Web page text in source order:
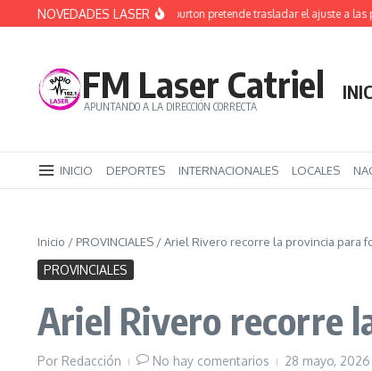
Saltar al contenido
NOVEDADES LASER
Rucci denunció que Halliburton pretende trasladar el ajuste a las
FM Laser Catriel
APUNTANDO A LA DIRECCIÓN CORRECTA
INICIO DEPORTES INTERNACIONALES LOCALES
Inicio / PROVINCIALES /Ariel Rivero recorre la provincia para
PROVINCIALES
Ariel Rivero recorre
Por Redacción No hay comentarios 28 mayo, 2026